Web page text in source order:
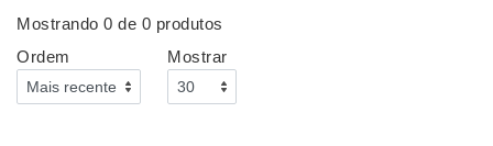
Mostrando 0 de 0 produtos
Ordem
Mostrar